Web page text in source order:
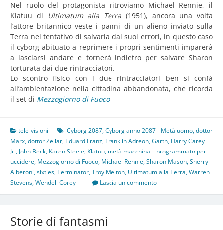
Nel ruolo del protagonista ritroviamo Michael Rennie, il
Klatuu di
Ultimatum alla Terra (1951), ancora una volta
l’attore britannico veste i panni di un alieno inviato sulla
Terra nel tentativo di salvarla dai suoi errori, in questo caso
il cyborg abituato a reprimere i propri sentimenti imparerà
a lasciarsi andare e tornerà indietro per salvare Sharon
torturata dai due rintracciatori.
Lo scontro fisico con i due rintracciatori ben si confà
all’ambientazione nella cittadina abbandonata, che ricorda
il set di Mezzogiorno di Fuoco
tele-visioni Cyborg 2087,Cyborg anno 2087 - Metà uomo,dottor
Marx,dottor Zellar, Eduard Franz, Franklin Adreon,Garth, Harry Carey
Jr.,John Beck, Karen Steele, Klatuu, metà macchina... programmato per
uccidere, Mezzogiorno di Fuoco, Michael Rennie,Sharon Mason,Sherry
Alberoni,sixties,Terminator,Troy Melton, Ultimatum alla Terra,Warren
Stevens,Wendell Corey Lascia un commento
Storie di fantasmi